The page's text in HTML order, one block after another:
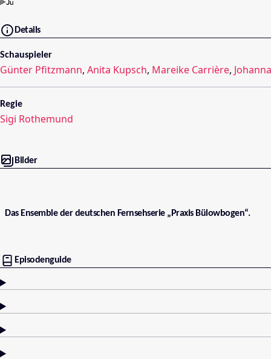
Details
Schauspieler
Günter Pfitzmann, Anita Kupsch, Mareike Carrière,
Regie
Sigi Rothemund
Bilder
Das Ensemble der deutschen Fernsehserie „Praxis Bülowbogen“.
Episodenguide